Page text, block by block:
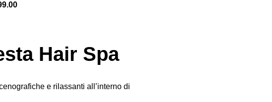
Hair Spa
e rilassanti all’interno di